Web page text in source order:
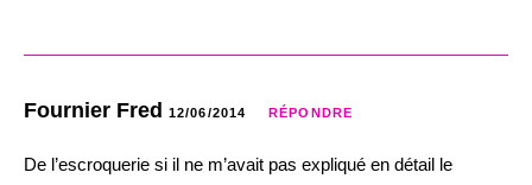
Fournier Fred 12/06/2014 RÉPONDRE
De l’escroquerie si il ne m’avait pas expliqué en détail le